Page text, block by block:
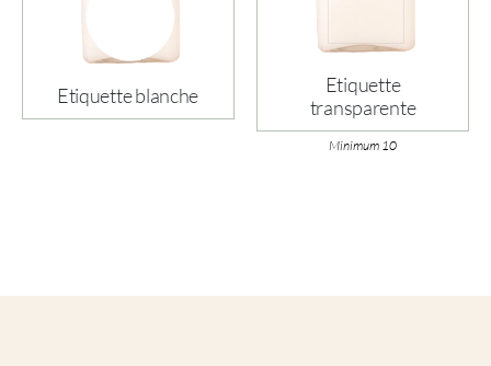
Etiquette blanche
Etiquette
transparente
Minimum 10